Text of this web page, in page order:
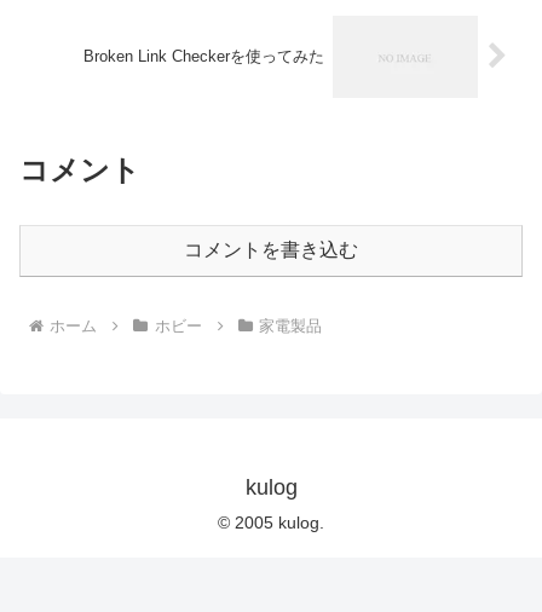
Broken Link Checkerを使ってみた
コメント
コメントを書き込む
ホーム ホビー 家電製品
kulog
© 2005 kulog.